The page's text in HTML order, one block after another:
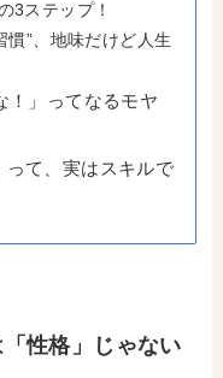
3ステップ！
慣”、地味だけど人生
！」ってなるモヤ
って、実はスキルで
性格」じゃない